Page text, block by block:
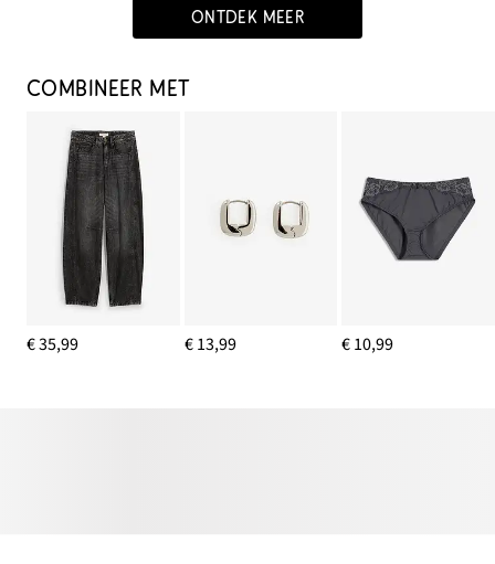
ONTDEK MEER
COMBINEER MET
€ 35,99 € 13,99 € 10,99